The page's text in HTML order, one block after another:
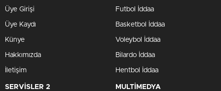
Üye Girişi
Üye Kaydı
Künye
Hakkımızda
İletişim
Futbol İddaa
Basketbol İddaa
Voleybol İddaa
Bilardo İddaa
Hentbol İddaa
SERVİSLER 2 MULTİMEDYA